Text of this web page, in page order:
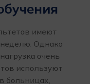
имеют
Однако
очень
используют
больницах,